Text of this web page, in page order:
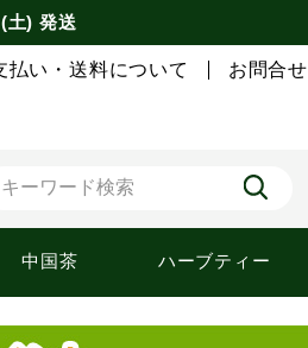
土) 発送
払い・送料について お問合せ
中国茶 ハーブティー